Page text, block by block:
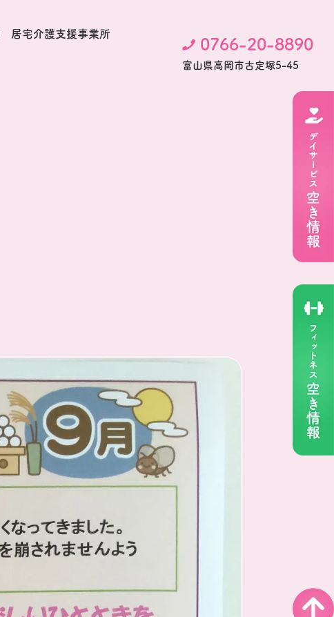
居宅介護支援事業所
0766-20-8890
富⼭県⾼岡市古定塚5-45